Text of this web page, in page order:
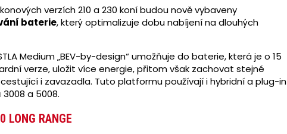
verzích 210 a 230 koní budou nově vybaveny
baterie, který optimalizuje dobu nabíjení na dlouhých
Medium „BEV-by-design“ umožňuje do baterie, která je o 15
verze, uložit více energie, přitom však zachovat stejné
i zavazadla. Tuto platformu používají i hybridní a plug-in
a 5008.
LONG RANGE